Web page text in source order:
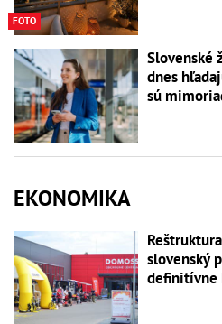
FOTO
Slovenské
dnes
sú
EKONOMIKA
slovenský
definitívne